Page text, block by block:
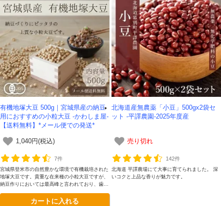
有機地塚大豆 500g｜宮城県産の納豆
用におすすめの小粒大豆 -かわしま屋-
【送料無料】*メール便での発送*
1,040円(税込)
7件
宮城県登米市の自然豊かな環境で有機栽培された
地塚大豆です。貴重な在来種の小粒大豆ですが、
納豆作りにおいては最高峰と言われており、歯応
カートに入れる
北海道産無農薬「小豆」500gx2袋セ
ット -平譯農園-2025年度産
売り切れ
142件
北海道 平譯農場にて大事に育てられました。 深
いコクと上品な香りが魅力です。